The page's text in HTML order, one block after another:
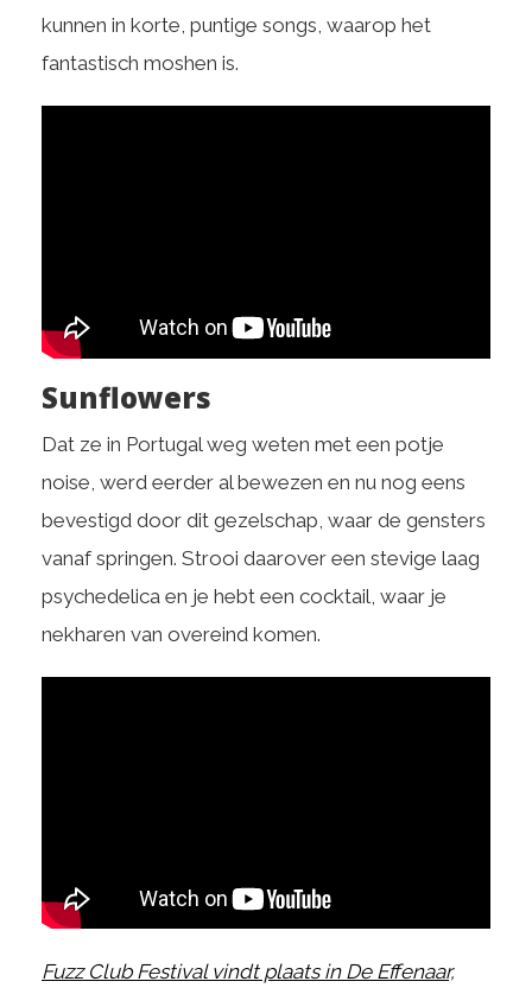
kunnen in korte, puntige songs, waarop het
fantastisch moshen is.
Sunflowers
Dat ze in Portugal weg weten met een potje
noise, werd eerder al bewezen en nu nog eens
bevestigd door dit gezelschap, waar de gensters
vanaf springen. Strooi daarover een stevige laag
psychedelica en je hebt een cocktail, waar je
nekharen van overeind komen.
Fuzz Club Festival vindt plaats in De Effenaar,